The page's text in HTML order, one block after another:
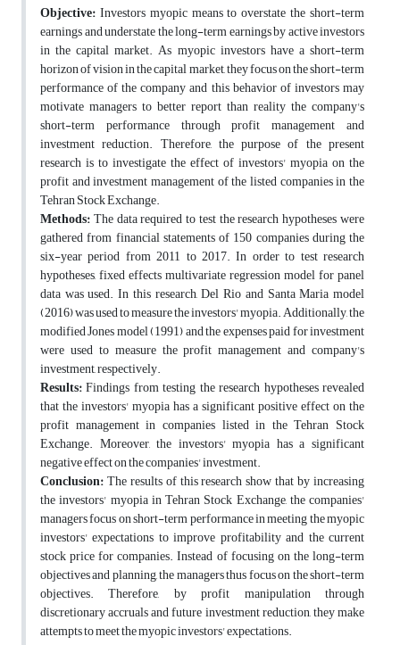
Objective:Investors myopic means to overstate the short-term
earnings and understate the long-term earnings by active investors
in the capital market. As myopic investors have a short-term
horizon of vision in the capital market, they focus on the short-term
performance of the company and this behavior of investors may
motivate managers to better report than reality the company's
short-term performance through profit management and
investment reduction. Therefore, the purpose of the present
research is to investigate the effect of investors' myopia on the
profit and investment management of the listed companies in the
Tehran Stock Exchange.
Methods:The data required to test the research hypotheses were
gathered from financial statements of 150 companies during the
six-year period from 2011 to 2017. In order to test research
hypotheses, fixed effects multivariate regression model for panel
data was used. In this research, Del Rio and Santa Maria model
(2016) was used to measure the investors' myopia. Additionally, the
modified Jones model (1991) and the expenses paid for investment
were used to measure the profit management and company's
investment, respectively.
Results:Findings from testing the research hypotheses revealed
that the investors' myopia has a significant positive effect on the
profit management in companies listed in the Tehran Stock
Exchange. Moreover, the investors' myopia has a significant
negative effect on the companies' investment.
Conclusion:The results of this research show that by increasing
the investors' myopia in Tehran Stock Exchange, the companies'
managers focus on short-term performance in meeting the myopic
investors' expectations to improve profitability and the current
stock price for companies. Instead of focusing on the long-term
objectives and planning, the managers thus focus on the short-term
objectives. Therefore, by profit manipulation through
discretionary accruals and future investment reduction, they make
attempts to meet the myopic investors' expectations.